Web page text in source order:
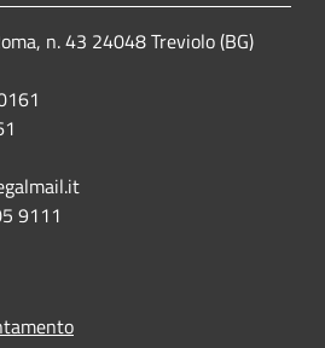
n. 43 24048 Treviolo (BG)
9111